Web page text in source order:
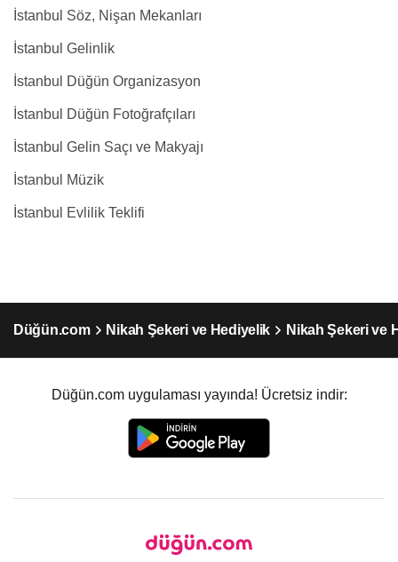
İstanbul Söz, Nişan Mekanları
İstanbul Gelinlik
İstanbul Düğün Organizasyon
İstanbul Düğün Fotoğrafçıları
İstanbul Gelin Saçı ve Makyajı
İstanbul Müzik
İstanbul Evlilik Teklifi
Düğün.com Nikah Şekeri ve Hediyelik Nikah Şekeri ve
Düğün.com uygulaması yayında! Ücretsiz indir: